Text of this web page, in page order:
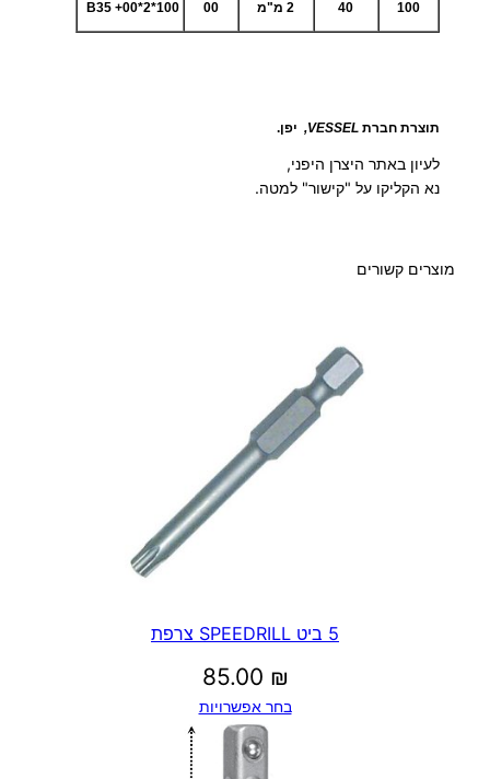
100
40 2 מ"מ 00
B35 +00*2*100
תוצרת חברתVESSEL
, יפן.
לעיון באתר היצרן היפני,
נא הקליקו על "קישור" למטה.
מוצרים קשורים
5 ביט SPEEDRILL צרפת
85.00 ₪
בחר אפשרויות